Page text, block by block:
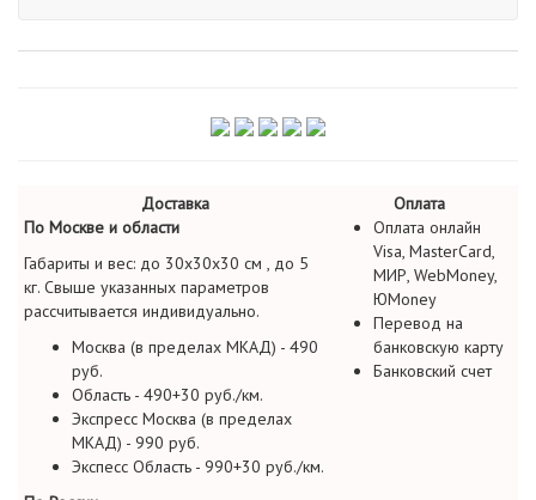
Доставка
Оплата
По Москве и области
Габариты и вес: до 30х30х30 см , до 5
кг. Свыше указанных параметров
рассчитывается индивидуально.
Москва (в пределах МКАД) - 490
руб.
Область - 490+30 руб./км.
Экспресс Москва (в пределах
МКАД) - 990 руб.
Экспесс Область - 990+30 руб./км.
Оплата онлайн
Visa, MasterCard,
МИР, WebMoney,
ЮMoney
Перевод на
банковскую карту
Банковский счет